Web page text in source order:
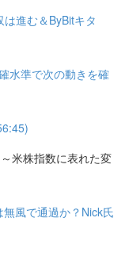
進む＆ByBitキタ
水準で次の動きを確
米株指数に表れた変
風で通過か？Nick氏